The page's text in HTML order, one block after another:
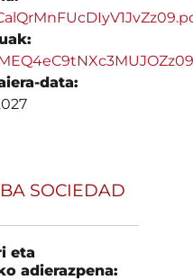
data:
SOCIEDAD
eta
adierazpena: